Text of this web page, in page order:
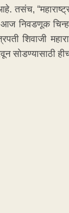
आज निवडणूक
शिवाजी
सोडण्यासाठी